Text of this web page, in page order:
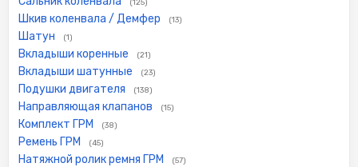
(125)
Шкив коленвала / Демфер (13)
Шатун (1)
Вкладыши коренные (21)
Вкладыши шатунные (23)
Подушки двигателя (138)
Направляющая клапанов (15)
Комплект ГРМ (38)
Ремень ГРМ (45)
Натяжной ролик ремня ГРМ (57)